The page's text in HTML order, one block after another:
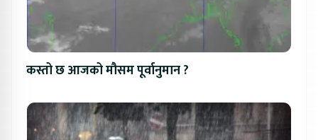
कस्तो छ आजको मौसम पूर्वानुमान ?